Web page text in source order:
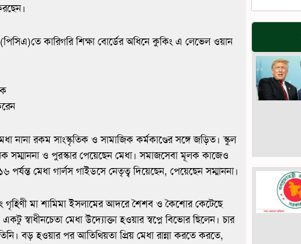
কারিগরি শিক্ষা বোর্ডের অধিনে কুকিং এ লেভেল ওয়ান
নানা রকম সাংস্কৃতিক ও সামাজিক কর্মকাণ্ডের সঙ্গে জড়িত। স্কুল
সম্মাননা ও পুরস্কার পেয়েছেন মেধা। সমাজসেবা মূলক কাজেও
মেধা গার্লস গাইডসে নেতৃত্ব দিয়েছেন, পেয়েছেন সম্মাননা।
গৃহিণী মা শামিমা ইসলামের আদরে শৈশব ও কৈশোর কেটেছে
স্বাধীনচেতা মেধা উদ্যোক্তা হওয়ার স্বপ্নে বিভোর ছিলেন। চার
বড় হওয়ার পর আতিথিয়তা প্রিয় মেধা রান্না করতে করতে,